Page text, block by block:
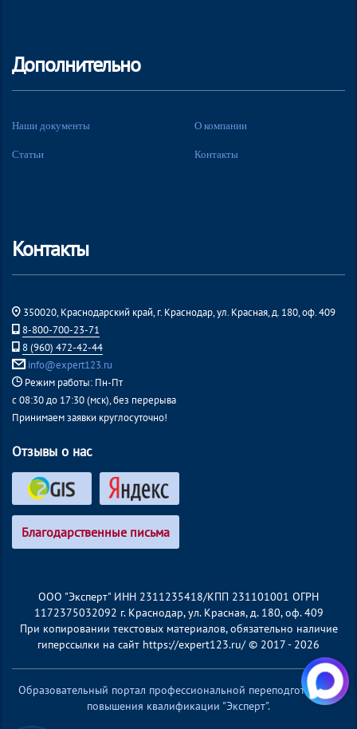
Дополнительно
Наши документы О компании
Статьи Контакты
Контакты
350020, Краснодарский край, г. Краснодар, ул. Красная, д. 180, оф. 409
8-800-700-23-71
8 (960) 472-42-44
info@expert123.ru
Режим работы: Пн-Пт
с 08:30 до 17:30 (мск), без перерыва
Принимаем заявки круглосуточно!
Отзывы о нас
Благодарственные письма
ООО "Эксперт" ИНН 2311235418/КПП 231101001 ОГРН
1172375032092 г. Краснодар, ул. Красная, д. 180, оф. 409
При копировании текстовых материалов, обязательно наличие
гиперссылки на сайт https://expert123.ru/ © 2017 - 2026
Образовательный портал профессиональной переподготовки и
повышения квалификации "Эксперт".